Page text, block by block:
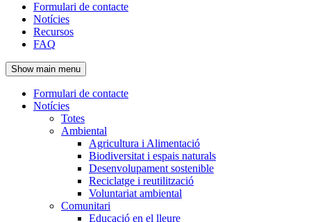
Navegació
principal
de
l'encapçalament
Formulari de contacte
Notícies
Recursos
FAQ
Show main menu
Navegació
principal
Formulari de contacte
Notícies
Totes
Ambiental
Agricultura i Alimentació
Biodiversitat i espais naturals
Desenvolupament sostenible
Reciclatge i reutilització
Voluntariat ambiental
Comunitari
Educació en el lleure